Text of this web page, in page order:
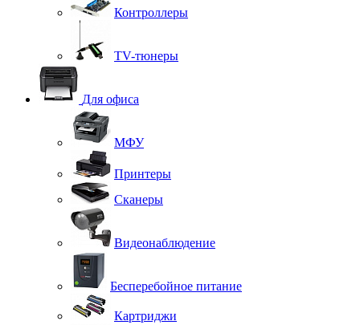
Контроллеры
TV-тюнеры
Для офиса
МФУ
Принтеры
Сканеры
Видеонаблюдение
Бесперебойное питание
Картриджи